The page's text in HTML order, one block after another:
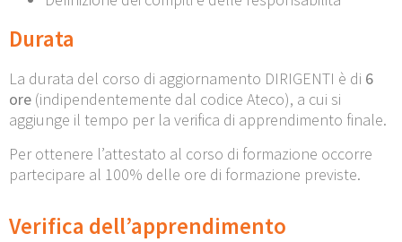
Durata
La durata del corso di aggiornamento DIRIGENTI è di 6
ore (indipendentemente dal codice Ateco), a cui si
aggiunge il tempo per la verifica di apprendimento finale.
Per ottenere l’attestato al corso di formazione occorre
partecipare al 100% delle ore di formazione previste.
Verifica dell’apprendimento